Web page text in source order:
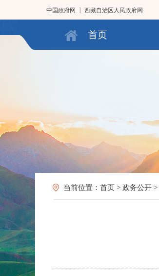
中国政府网 西藏自治区人民政府网
首页
当前位置： 首页 > 政务公开 >